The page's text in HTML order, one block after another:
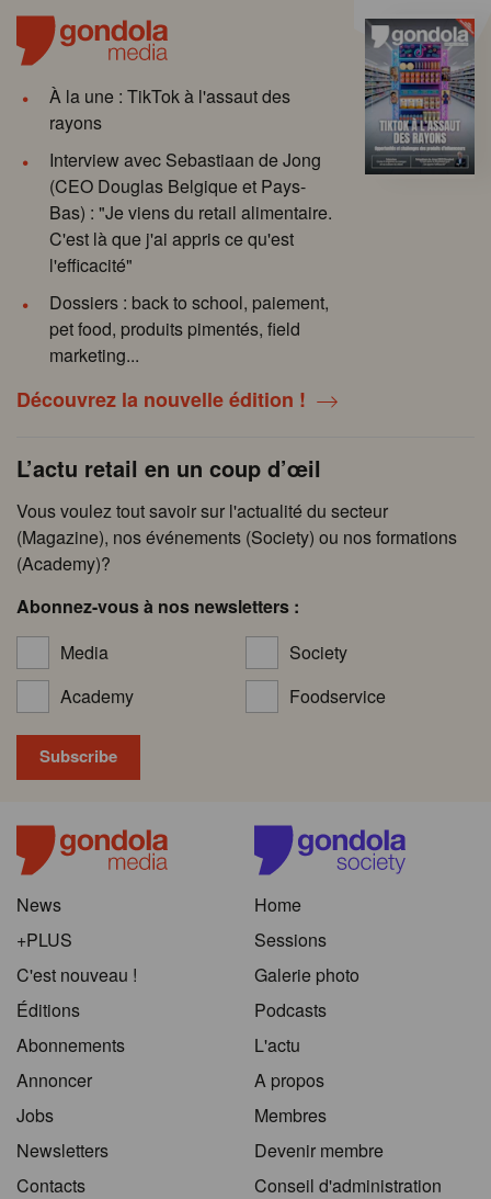
À la une : TikTok à l'assaut des
rayons
Interview avec Sebastiaan de Jong
(CEO Douglas Belgique et Pays-
Bas) : "Je viens du retail alimentaire.
C'est là que j'ai appris ce qu'est
l'efficacité"
Dossiers : back to school, paiement,
pet food, produits pimentés, field
marketing...
Découvrez la nouvelle édition !
L’actu retail en un coup d’œil
Vous voulez tout savoir sur l'actualité du secteur
(Magazine), nos événements (Society) ou nos formations
(Academy)?
Abonnez-vous à nos newsletters :
Media
Society
Academy
Foodservice
News
+PLUS
C'est nouveau !
Éditions
Abonnements
Annoncer
Jobs
Newsletters
Contacts
Home
Sessions
Galerie photo
Podcasts
L'actu
A propos
Membres
Devenir membre
Conseil d'administration